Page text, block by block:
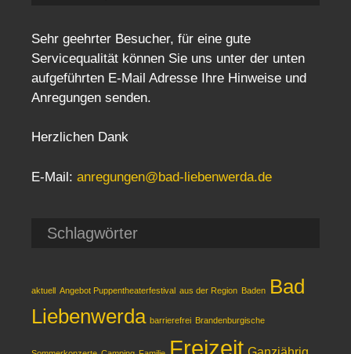
Sehr geehrter Besucher, für eine gute
Servicequalität können Sie uns unter der unten
aufgeführten E-Mail Adresse Ihre Hinweise und
Anregungen senden.
Herzlichen Dank
E-Mail: anregungen@bad-liebenwerda.de
Schlagwörter
aktuell Angebot Puppentheaterfestival aus der Region Baden Bad
Liebenwerda barrierefrei Brandenburgische
Freizeit